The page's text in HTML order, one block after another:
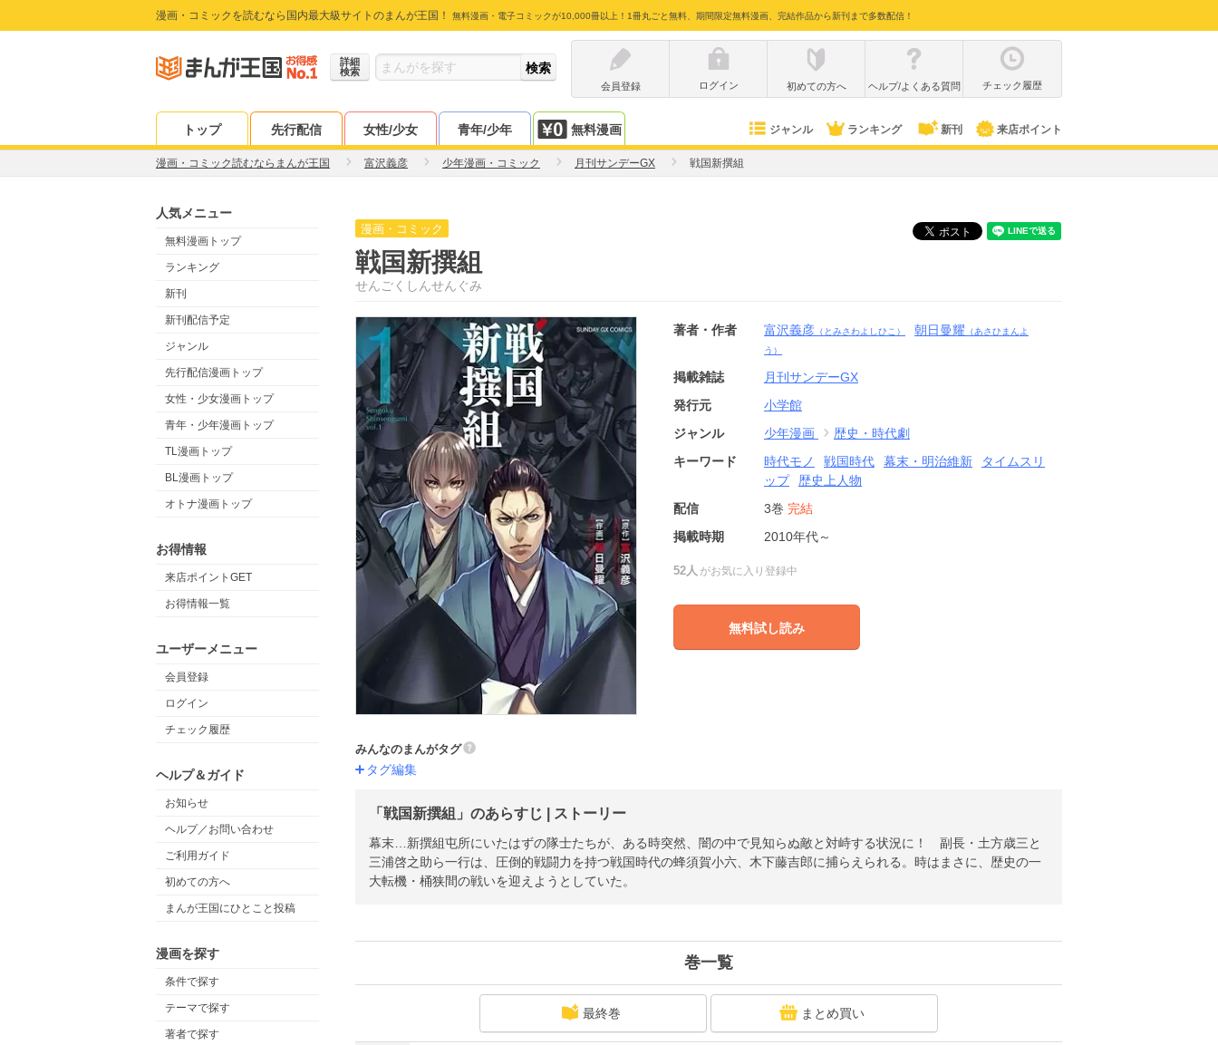
漫画・コミックを読むなら国内最大級サイトのまんが王国！ 無料漫画・電子コミックが10,000冊以上！1冊丸ごと無料、期間限定無料漫画、完結作品から新刊まで多数配信！
詳細
検索
会員登録
ログイン 初めての方へ ヘルプ/よくある質問 チェック履歴
トップ 先行配信 女性/少女 青年/少年 無料漫画 ジャンル ランキング 新刊 来店ポイント
漫画・コミック読むならまんが王国 富沢義彦 少年漫画・コミック 月刊サンデーGX 戦国新撰組
人気メニュー
無料漫画トップ
ランキング
新刊
新刊配信予定
ジャンル
先行配信漫画トップ
女性・少女漫画トップ
青年・少年漫画トップ
TL漫画トップ
BL漫画トップ
オトナ漫画トップ
お得情報
来店ポイントGET
お得情報一覧
ユーザーメニュー
会員登録
ログイン
チェック履歴
ヘルプ＆ガイド
お知らせ
ヘルプ／お問い合わせ
ご利用ガイド
初めての方へ
まんが王国にひとこと投稿
漫画を探す
条件で探す
テーマで探す
著者で探す
漫画・コミック
戦国新撰組
せんごくしんせんぐみ
著者・作者 富沢義彦 （とみさわよしひこ） 朝日曼耀 （あさひまんよ
う）
掲載雑誌
月刊サンデーGX
発行元
小学館
ジャンル
少年漫画
歴史・時代劇
キーワード
時代モノ 戦国時代 幕末・明治維新
タイムスリ
ップ
歴史上人物
配信
3巻 完結
掲載時期
2010年代～
52人 がお気に入り登録中
無料試し読み
みんなのまんがタグ
タグ編集
「戦国新撰組」のあらすじ | ストーリー
幕末…新撰組屯所にいたはずの隊士たちが、ある時突然、闇の中で見知らぬ敵と対峙する状況に！ 副長・土方歳三と
三浦啓之助ら一行は、圧倒的戦闘力を持つ戦国時代の蜂須賀小六、木下藤吉郎に捕らえられる。時はまさに、歴史の一
大転機・桶狭間の戦いを迎えようとしていた。
巻一覧
最終巻 まとめ買い